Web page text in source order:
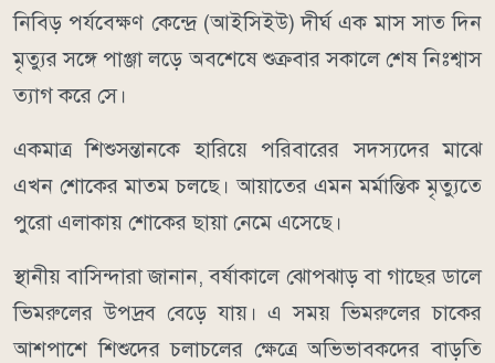
নিবিড় পর্যবেক্ষণ কেন্দ্রে (আইসিইউ) দীর্ঘ এক মাস সাত দিন
মৃত্যুর সঙ্গে পাঞ্জা লড়ে অবশেষে শুক্রবার সকালে শেষ নিঃশ্বাস
ত্যাগ করে সে।
একমাত্র শিশুসন্তানকে হারিয়ে পরিবারের সদস্যদের মাঝে
এখন শোকের মাতম চলছে। আয়াতের এমন মর্মান্তিক মৃত্যুতে
পুরো এলাকায় শোকের ছায়া নেমে এসেছে।
স্থানীয় বাসিন্দারা জানান, বর্ষাকালে ঝোপঝাড় বা গাছের ডালে
ভিমরুলের উপদ্রব বেড়ে যায়। এ সময় ভিমরুলের চাকের
আশপাশে শিশুদের চলাচলের ক্ষেত্রে অভিভাবকদের বাড়তি